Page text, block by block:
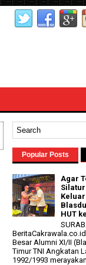
Popular Posts
Agar
HUT
Besar Alumni XI/II
Timur TNI Angkatan
1992/1993 merayakan